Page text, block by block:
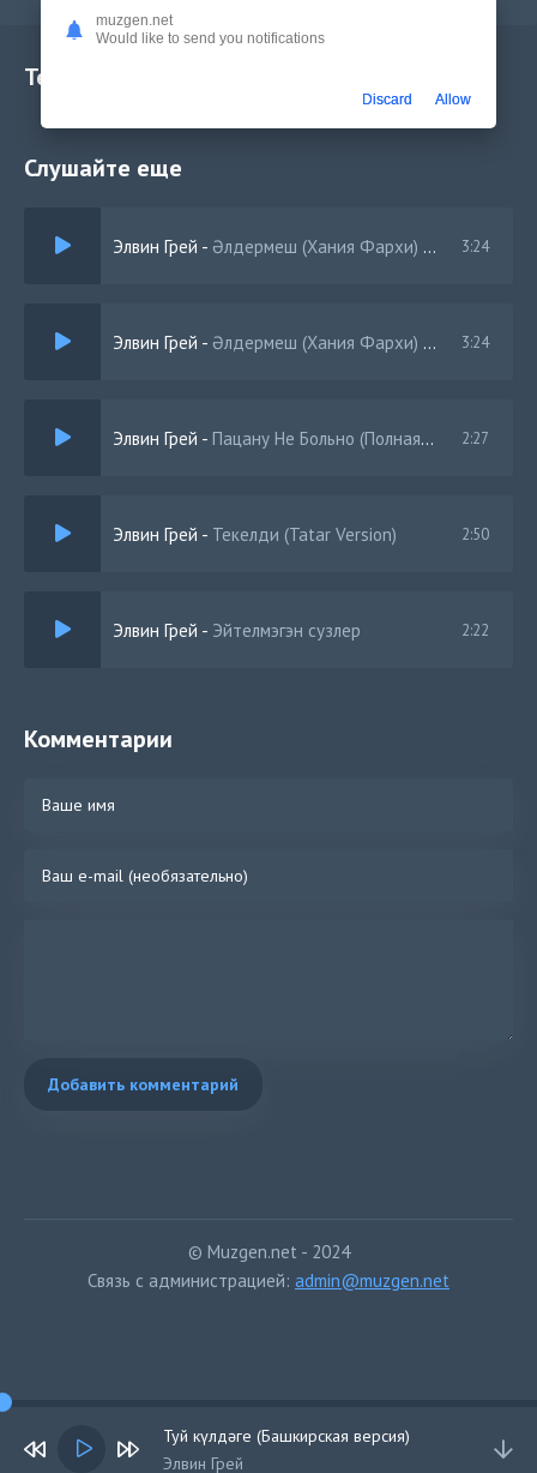
Текст песни
Слушайте еще
Элвин Грей - Әлдермеш (Хания Фархи) Башкирская версия 3:24
Элвин Грей - Әлдермеш (Хания Фархи) Татарская версия 3:24
Элвин Грей - Пацану Не Больно (Полная Версия) 2:27
Элвин Грей - Текелди (Tatar Version) 2:50
Элвин Грей - Эйтелмэгэн сузлер 2:22
Комментарии
Добавить комментарий
© Muzgen.net - 2024
Связь с администрацией: admin@muzgen.net
muzgen.net
Would like to send you notifications
Discard Allow
Туй күлдәге (Башкирская версия)
Элвин Грей